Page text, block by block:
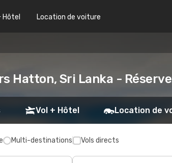
Hôtel Location de voiture
Hatton, Sri Lanka -
Vol + Hôtel Location de
Multi-destinations Vols directs